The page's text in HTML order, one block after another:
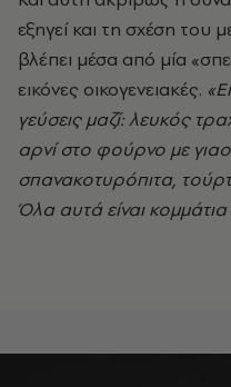
εξηγεί και τη σχέση του
βλέπει μέσα από μία
εικόνες οικογενειακές.
γεύσεις μαζί: λευκός
αρνί στο φούρνο με
σπανακοτυρόπιτα,
Όλα αυτά είναι